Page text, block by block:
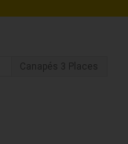
Canapés 3 Places